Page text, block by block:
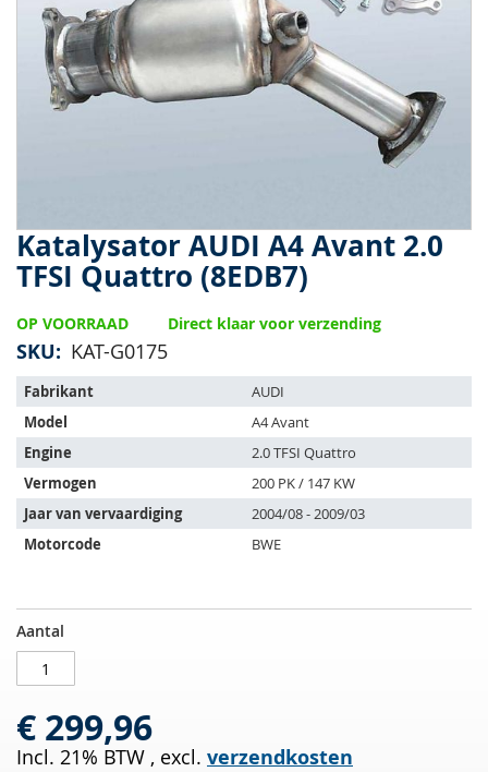
Katalysator AUDI A4 Avant 2.0
TFSI Quattro (8EDB7)
OP VOORRAAD
SKU KAT-G0175
Direct klaar voor verzending
Het
artikel
past
op
de
volgende
voertuigen:
Fabrikant
AUDI
Model
A4 Avant
Engine
2.0 TFSI Quattro
Vermogen
200 PK / 147 KW
Jaar van vervaardiging
2004/08 - 2009/03
Motorcode
BWE
Katalysator
AUDI
2.0
TFSI
Quattro
OP
VOORRAAD
Aantal
€ 299,96
Incl. 21% BTW , excl. verzendkosten
afbeeldingen-
gallerij
Ga
naar
het
van
de
gallerij